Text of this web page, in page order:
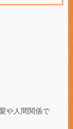
や人間関係で